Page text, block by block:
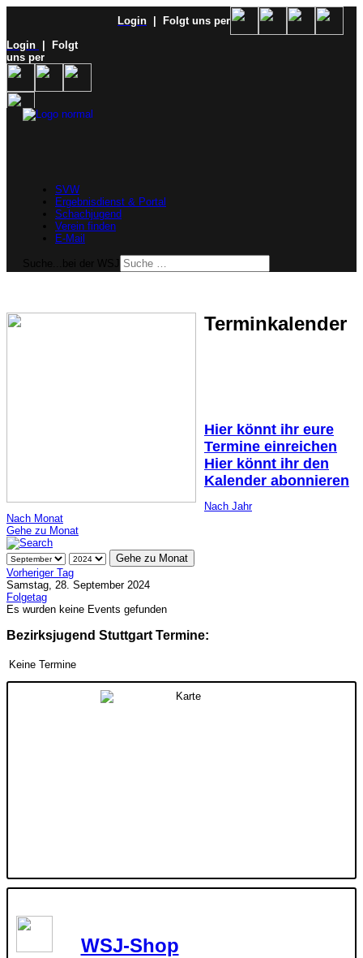
Login
| Folgt uns per
Login
| Folgt
uns per
SVW
Ergebnisdienst & Portal
Schachjugend
Verein finden
E-Mail
Terminkalender
Hier könnt ihr eure
Termine einreichen
Hier könnt ihr den
Kalender abonnieren
Nach Jahr
Nach Monat
Gehe zu Monat
Gehe zu Monat
Vorheriger Tag
Samstag, 28. September 2024
Folgetag
Es wurden keine Events gefunden
Bezirksjugend Stuttgart Termine:
Keine Termine
WSJ-Shop